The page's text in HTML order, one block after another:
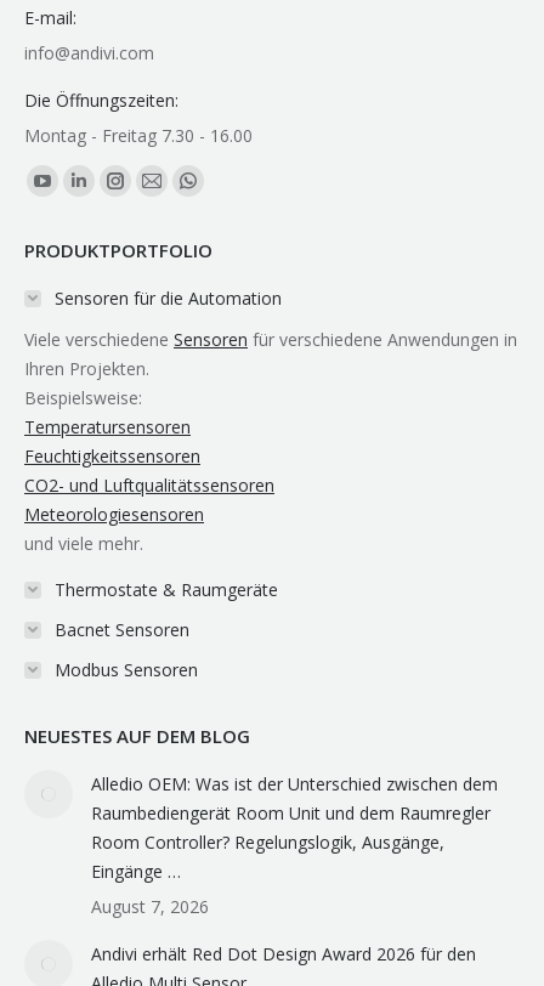
E-mail:
info@andivi.com
Die Öffnungszeiten:
Montag - Freitag 7.30 - 16.00
Finden Sie uns auf:
YouTube
opens
window
Linkedin
opens
window
Instagram
opens
window
E-
page
opens
new
Whatsapp
opens
in
window
PRODUKTPORTFOLIO
Sensoren für die Automation
Viele verschiedene Sensoren für verschiedene Anwendungen in
Ihren Projekten.
Beispielsweise:
Temperatursensoren
Feuchtigkeitssensoren
CO2- und Luftqualitätssensoren
Meteorologiesensoren
und viele mehr.
Thermostate & Raumgeräte
Bacnet Sensoren
Modbus Sensoren
NEUESTES AUF DEM BLOG
Alledio OEM: Was ist der Unterschied zwischen dem
Raumbediengerät Room Unit und dem Raumregler
Room Controller? Regelungslogik, Ausgänge,
Eingänge …
August 7, 2026
Andivi erhält Red Dot Design Award 2026 für den